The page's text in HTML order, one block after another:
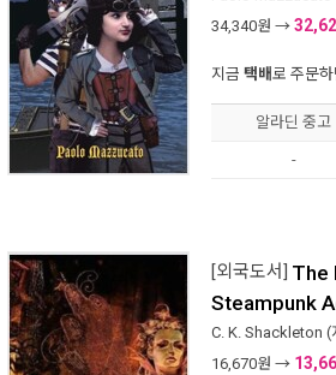
34,340원 →
지금 택배로 주문하
알라딘 중고
-
[외국도서] The
Steampunk
C. K. Shackleton (
16,670원 →